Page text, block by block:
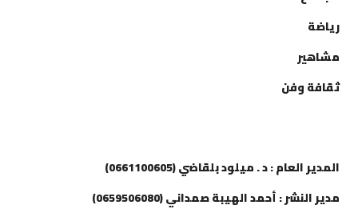
رياضة
مشاهير
ثقافة وفن
المدير العام : د . ميلود بلقاضي (0661100605)
مدير النشر : أحمد الهيبة صمداني (0659506080)